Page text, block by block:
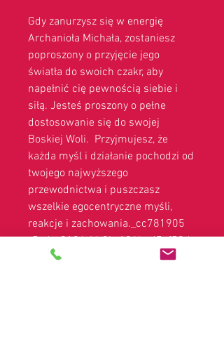
Gdy zanurzysz się w energię
Archanioła Michała, zostaniesz
poproszony o przyjęcie jego
światła do swoich czakr, aby
napełnić cię pewnością siebie i
siłą. Jesteś proszony o pełne
dostosowanie się do swojej
Boskiej Woli. Przyjmujesz, że
każda myśl i działanie pochodzi od
twojego najwyższego
przewodnictwa i puszczasz
wszelkie egocentryczne myśli,
reakcje i zachowania._cc781905
-5cde-3194-bb3b-136bad5cf58d_
Odpuszczając, łączysz się ze